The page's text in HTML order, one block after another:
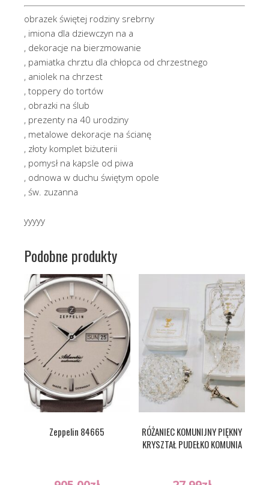
obrazek świętej rodziny srebrny
, imiona dla dziewczyn na a
, dekoracje na bierzmowanie
, pamiatka chrztu dla chłopca od chrzestnego
, aniolek na chrzest
, toppery do tortów
, obrazki na ślub
, prezenty na 40 urodziny
, metalowe dekoracje na ścianę
, złoty komplet biżuterii
, pomysł na kapsle od piwa
, odnowa w duchu świętym opole
, św. zuzanna
yyyyy
Podobne produkty
Zeppelin 84665
RÓŻANIEC KOMUNIJNY PIĘKNY
KRYSZTAŁ PUDEŁKO KOMUNIA